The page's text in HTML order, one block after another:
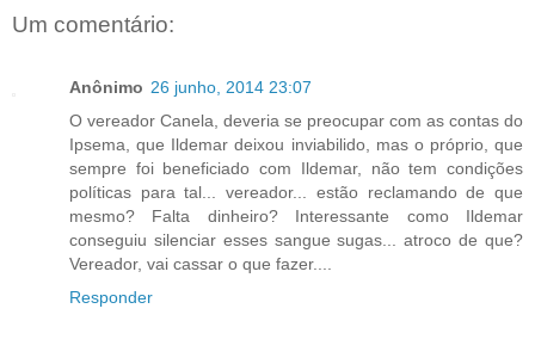
Um comentário:
Anônimo 26 junho, 2014 23:07
O vereador Canela, deveria se preocupar com as contas do
Ipsema, que Ildemar deixou inviabilido, mas o próprio, que
sempre foi beneficiado com Ildemar, não tem condições
políticas para tal... vereador... estão reclamando de que
mesmo? Falta dinheiro? Interessante como Ildemar
conseguiu silenciar esses sangue sugas... atroco de que?
Vereador, vai cassar o que fazer....
Responder